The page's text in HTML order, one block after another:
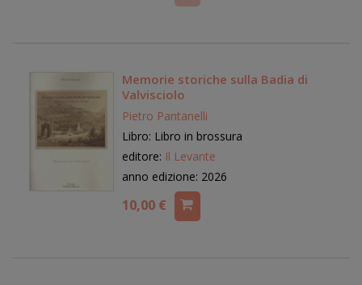
Memorie storiche sulla Badia di
Valvisciolo
Pietro Pantanelli
Libro: Libro in brossura
editore: Il Levante
anno edizione: 2026
10,00 €